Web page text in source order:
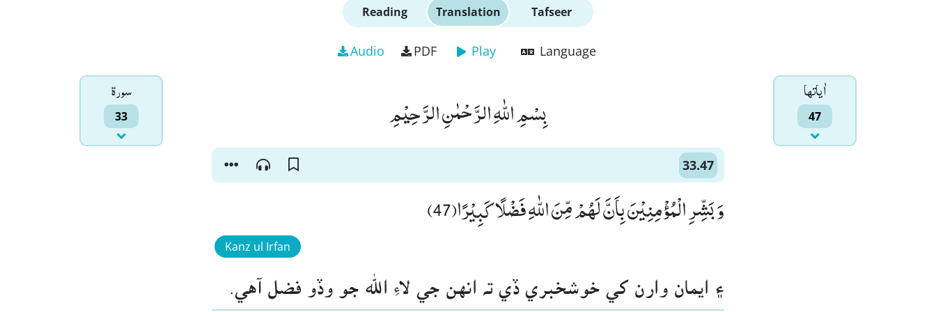
Reading Translation Tafseer
Audio PDF Play Language
سورۃ
33
اٰياتها
47 بِسْمِ اللّٰهِ الرَّحْمٰنِ الرَّحِیْمِ
33.47
وَ بَشِّرِ الْمُؤْمِنِیْنَ بِاَنَّ لَهُمْ مِّنَ اللّٰهِ فَضْلًا كَبِیْرًا(47)
Kanz ul Irfan
۽ ايمان وارن کي خوشخبري ڏي ته انهن جي لاءِ الله جو وڏو فضل آهي.